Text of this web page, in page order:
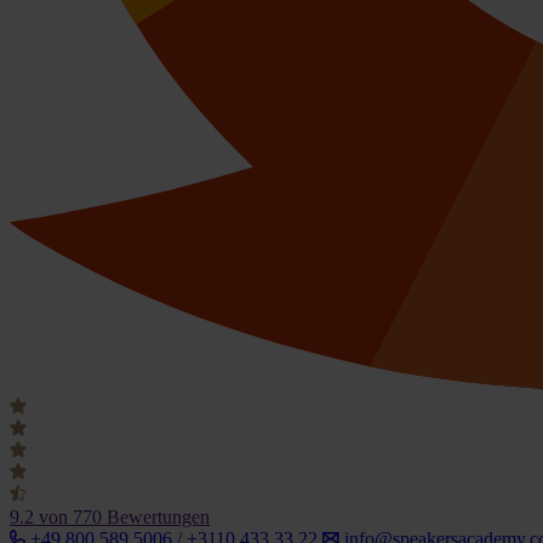
9.2 von 770 Bewertungen
+49 800 589 5006 / +3110 433 33 22